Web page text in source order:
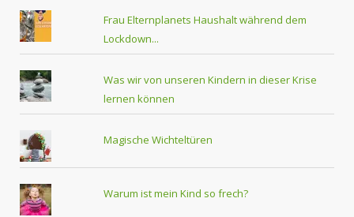
Frau Elternplanets Haushalt während dem
Lockdown...
Was wir von unseren Kindern in dieser Krise
lernen können
Magische Wichteltüren
Warum ist mein Kind so frech?